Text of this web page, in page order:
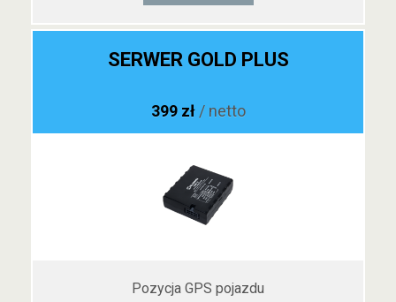
SERWER GOLD PLUS
399 zł / netto
Pozycja GPS pojazdu